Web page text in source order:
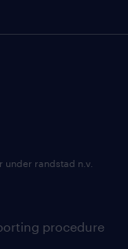
procedure
randstad n.v.